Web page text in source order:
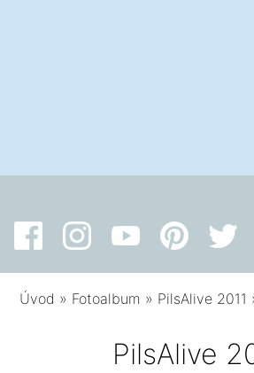
Úvod » Fotoalbum » PilsAlive 2011
PilsAlive